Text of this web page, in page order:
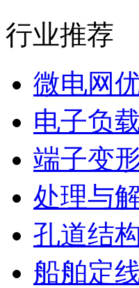
行业推荐
微电网
电子负
端子变
处理与
孔道结
船舶定